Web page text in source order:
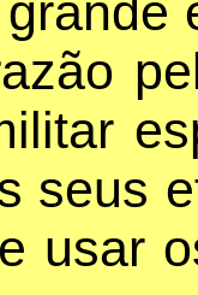
seus
usar